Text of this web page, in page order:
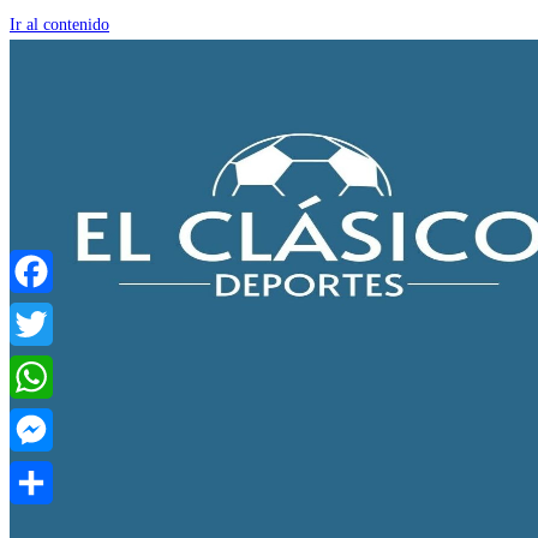
Ir al contenido
Facebook
Twitter
WhatsApp
Messenger